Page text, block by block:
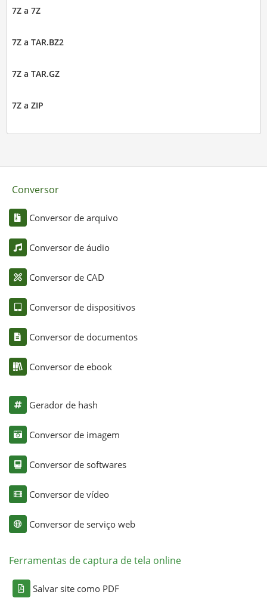
7Z a 7Z
7Z a TAR.BZ2
7Z a TAR.GZ
7Z a ZIP
Conversor
Conversor de arquivo
Conversor de áudio
Conversor de CAD
Conversor de dispositivos
Conversor de documentos
Conversor de ebook
Gerador de hash
Conversor de imagem
Conversor de softwares
Conversor de vídeo
Conversor de serviço web
Ferramentas de captura de tela online
Salvar site como PDF